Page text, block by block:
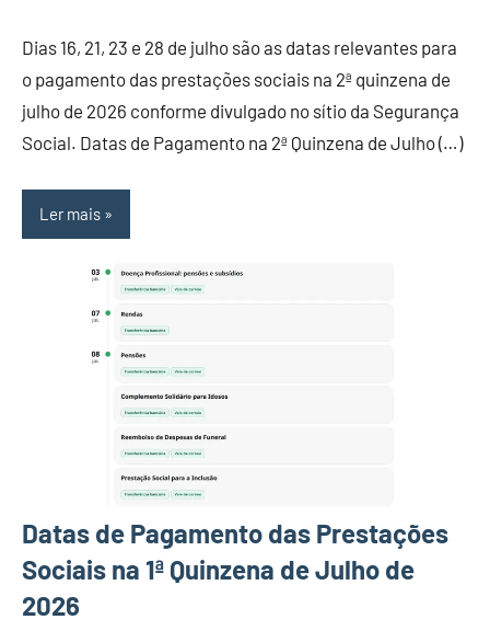
Dias 16, 21, 23 e 28 de julho são as datas relevantes para
o pagamento das prestações sociais na 2ª quinzena de
julho de 2026 conforme divulgado no sítio da Segurança
Social. Datas de Pagamento na 2ª Quinzena de Julho (…)
Ler mais
Datas de Pagamento das Prestações
Sociais na 1ª Quinzena de Julho de
2026